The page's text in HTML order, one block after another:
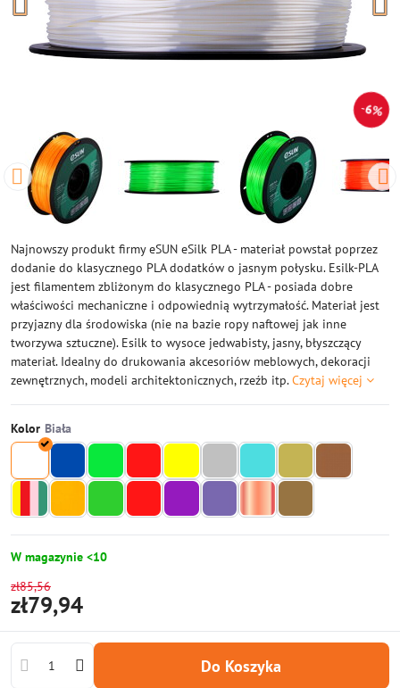
6%
Najnowszy produkt firmy eSUN eSilk PLA - materiał powstał poprzez
dodanie do klasycznego PLA dodatków o jasnym połysku. Esilk-PLA
jest filamentem zbliżonym do klasycznego PLA - posiada dobre
właściwości mechaniczne i odpowiednią wytrzymałość. Materiał jest
przyjazny dla środowiska (nie na bazie ropy naftowej jak inne
tworzywa sztuczne). Esilk to wysoce jedwabisty, jasny, błyszczący
materiał. Idealny do drukowania akcesoriów meblowych, dekoracji
zewnętrznych, modeli architektonicznych, rzeźb itp.Czytaj więcej
Kolor
W magazynie <10
zł85,56
zł79,94
Do Koszyka